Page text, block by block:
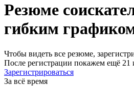
Резюме
гибким
Чтобы видеть все резюме,
После регистрации покажем ещё 21
Зарегистрироваться
За всё время